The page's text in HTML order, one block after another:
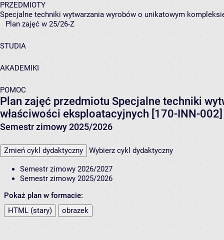
PRZEDMIOTY
Specjalne techniki wytwarzania wyrobów o unikatowym
Plan zajęć w 25/26-Z
STUDIA
AKADEMIKI
POMOC
Plan zajęć przedmiotu Specjalne techniki
właściwości eksploatacyjnych [170-INN-002]
Semestr zimowy 2025/2026
Zmień cykl dydaktyczny Wybierz cykl dydaktyczny
Semestr zimowy 2026/2027
Semestr zimowy 2025/2026
Pokaż plan w formacie:
HTML (stary)
obrazek